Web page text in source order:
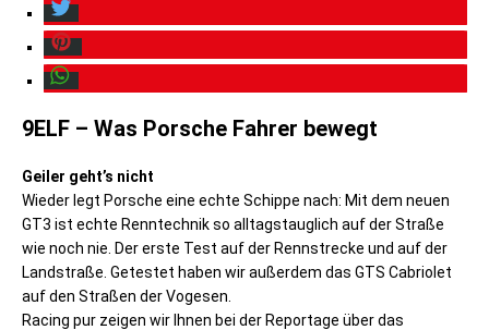
9ELF – Was Porsche Fahrer bewegt
Geiler geht’s nicht
Wieder legt Porsche eine echte Schippe nach: Mit dem neuen
GT3 ist echte Renntechnik so alltagstauglich auf der Straße
wie noch nie. Der erste Test auf der Rennstrecke und auf der
Landstraße. Getestet haben wir außerdem das GTS Cabriolet
auf den Straßen der Vogesen.
Racing pur zeigen wir Ihnen bei der Reportage über das